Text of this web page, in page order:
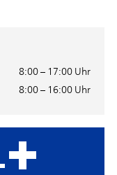
8:00 – 17:00 Uhr
8:00 – 16:00 Uhr